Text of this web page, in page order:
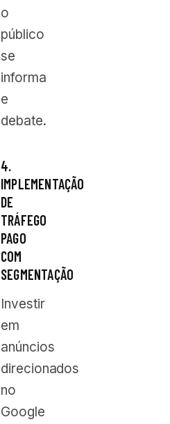
o
público
se
informa
e
debate.
4.
IMPLEMENTAÇÃO
DE
TRÁFEGO
PAGO
COM
SEGMENTAÇÃO
Investir
em
anúncios
direcionados
no
Google